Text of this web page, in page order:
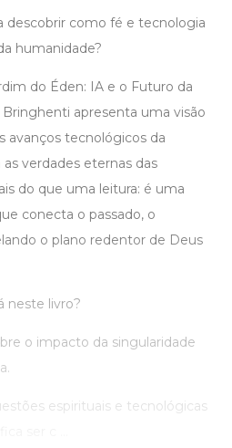
descobrir como fé e tecnologia
humanidade?
do Éden: IA e o Futuro da
apresenta uma visão
avanços tecnológicos da
verdades eternas das
do que uma leitura: é uma
conecta o passado, o
o plano redentor de Deus
neste livro?
o impacto da singularidade
espirituais e tecnológicas